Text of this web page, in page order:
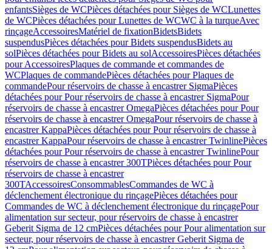
enfantsSièges de WCPièces détachées pour Sièges de WCLunettes
de WCPièces détachées pour Lunettes de WCWC à la turqueAvec
rinçageAccessoiresMatériel de fixationBidetsBidets
suspendusPièces détachées pour Bidets suspendusBidets au
solPièces détachées pour Bidets au solAccessoiresPièces détachées
pour AccessoiresPlaques de commande et commandes de
WCPlaques de commandePièces détachées pour Plaques de
commandePour réservoirs de chasse à encastrer SigmaPièces
détachées pour Pour réservoirs de chasse à encastrer SigmaPour
réservoirs de chasse à encastrer OmegaPièces détachées pour Pour
réservoirs de chasse à encastrer OmegaPour réservoirs de chasse à
encastrer KappaPièces détachées pour Pour réservoirs de chasse à
encastrer KappaPour réservoirs de chasse à encastrer TwinlinePièces
détachées pour Pour réservoirs de chasse à encastrer TwinlinePour
réservoirs de chasse à encastrer 300TPièces détachées pour Pour
réservoirs de chasse à encastrer
300TAccessoiresConsommablesCommandes de WC à
déclenchement électronique du rinçagePièces détachées pour
Commandes de WC à déclenchement électronique du rinçagePour
alimentation sur secteur, pour réservoirs de chasse à encastrer
Geberit Sigma de 12 cmPièces détachées pour Pour alimentation sur
secteur, pour réservoirs de chasse à encastrer Geberit Sigma de